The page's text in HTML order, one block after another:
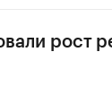
рост